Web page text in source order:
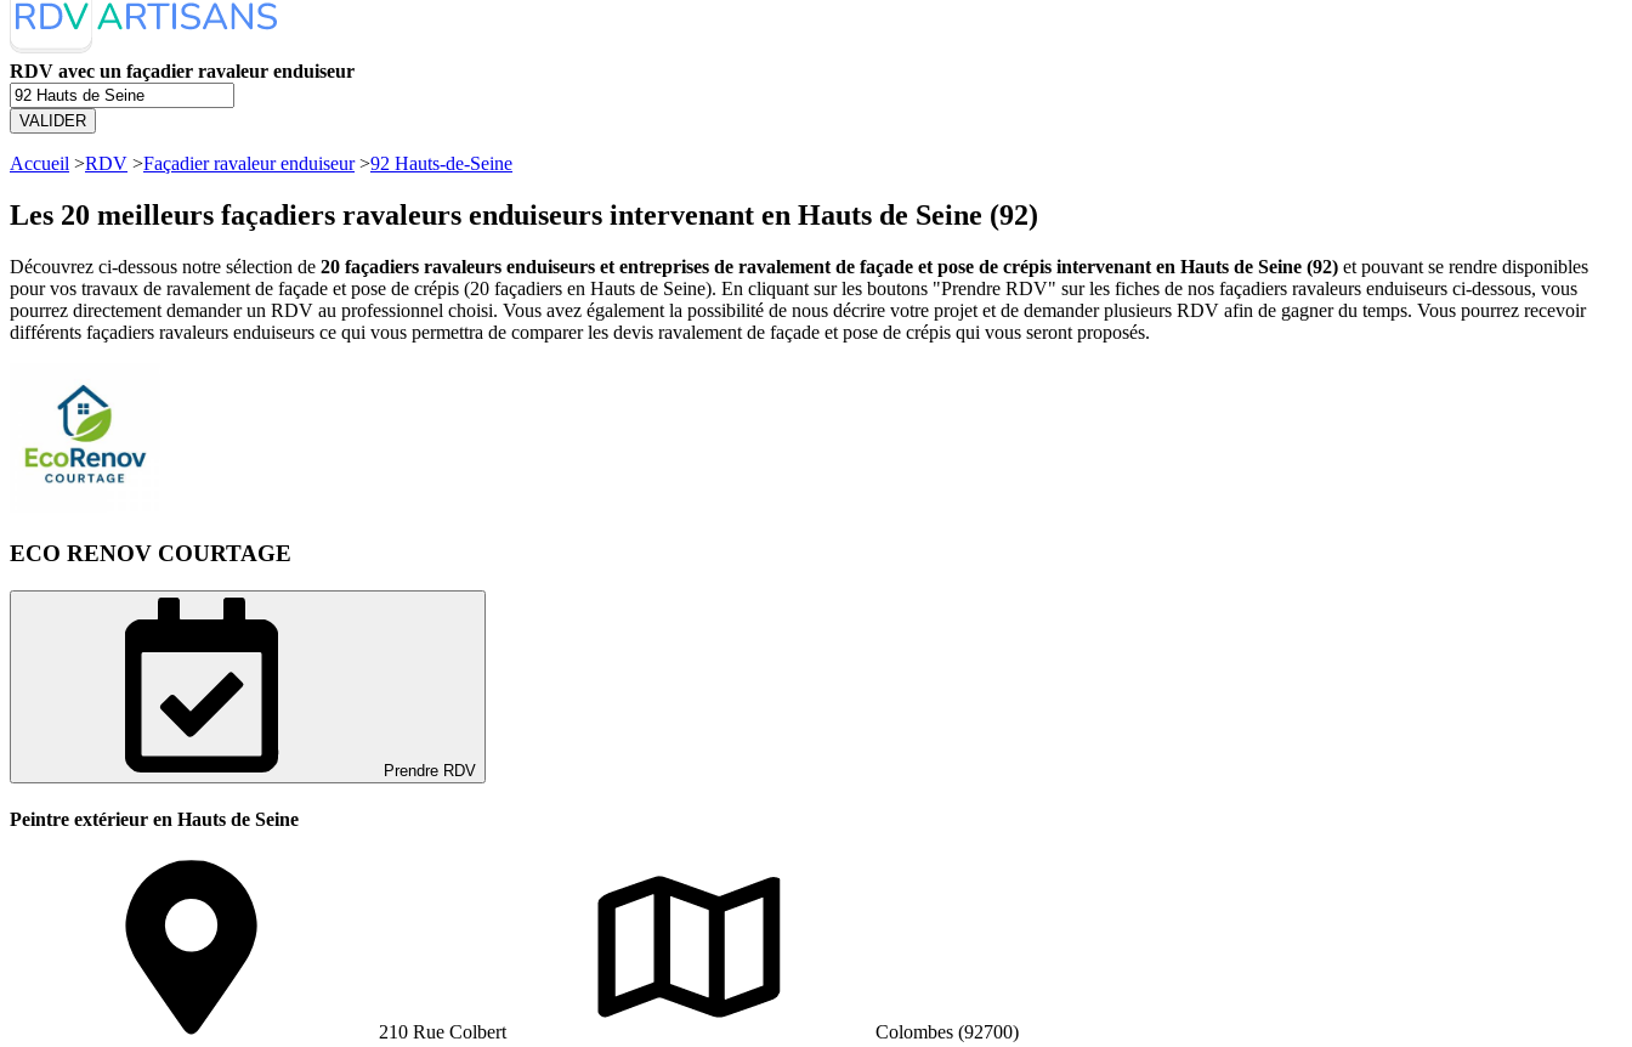
RDV avec un façadier ravaleur enduiseur
VALIDER
Accueil >RDV >Façadier ravaleur enduiseur>92 Hauts-de-Seine
Les 20 meilleurs façadiers ravaleurs enduiseurs intervenant en Hauts de Seine (92)
Découvrez ci-dessous notre sélection de 20 façadiers ravaleurs enduiseurs et entreprises de ravalement de façade et pose de crépis intervenant en Hauts de Seine (92) et pouvant se rendre disponibles
pour vos travaux de ravalement de façade et pose de crépis (20 façadiers en Hauts de Seine). En cliquant sur les boutons "Prendre RDV" sur les fiches de nos façadiers ravaleurs enduiseurs ci-dessous, vous
pourrez directement demander un RDV au professionnel choisi. Vous avez également la possibilité de nous décrire votre projet et de demander plusieurs RDV afin de gagner du temps. Vous pourrez recevoir
différents façadiers ravaleurs enduiseurs ce qui vous permettra de comparer les devis ravalement de façade et pose de crépis qui vous seront proposés.
ECO RENOV COURTAGE
Prendre RDV
Peintre extérieur en Hauts de Seine
210 Rue Colbert Colombes (92700)